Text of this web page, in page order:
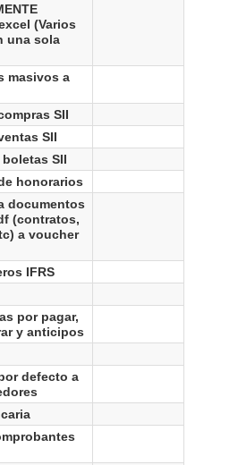
(Varios
una sola
masivos a
SII
SII
SII
honorarios
documentos
(contratos,
a voucher
IFRS
por pagar,
y anticipos
defecto a